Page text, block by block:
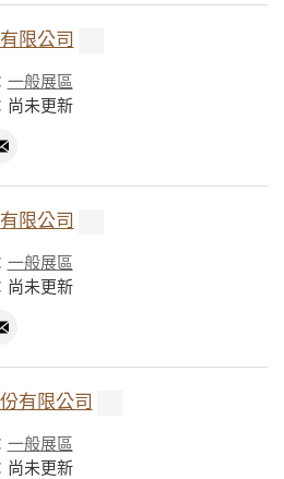
限公司
一般展區
尚未更新
限公司
一般展區
尚未更新
有限公司
一般展區
尚未更新